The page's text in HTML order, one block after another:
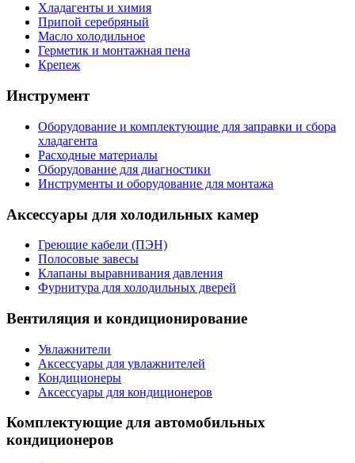
Хладагенты и химия
Припой серебряный
Масло холодильное
Герметик и монтажная пена
Крепеж
Инструмент
Оборудование и комплектующие для заправки и сбора
хладагента
Расходные материалы
Оборудование для диагностики
Инструменты и оборудование для монтажа
Аксессуары для холодильных камер
Греющие кабели (ПЭН)
Полосовые завесы
Клапаны выравнивания давления
Фурнитура для холодильных дверей
Вентиляция и кондиционирование
Увлажнители
Аксессуары для увлажнителей
Кондиционеры
Аксессуары для кондиционеров
Комплектующие для автомобильных
кондиционеров